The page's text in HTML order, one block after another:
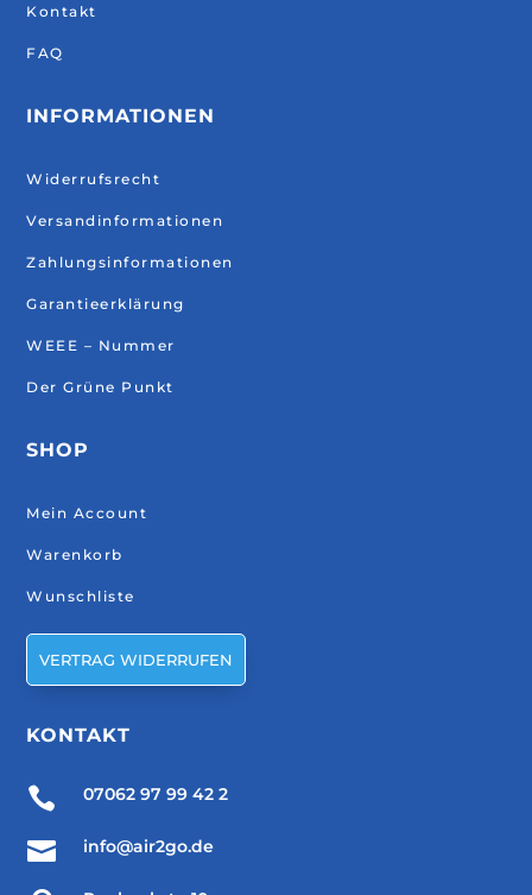
Kontakt
FAQ
INFORMATIONEN
Widerrufsrecht
Versandinformationen
Zahlungsinformationen
Garantieerklärung
WEEE – Nummer
Der Grüne Punkt
SHOP
Mein Account
Warenkorb
Wunschliste
VERTRAG WIDERRUFEN
KONTAKT
 07062 97 99 42 2
 info@air2go.de